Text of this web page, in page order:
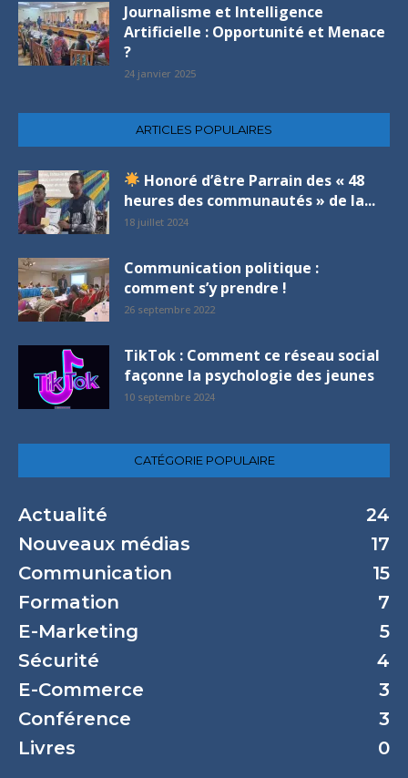
Journalisme et Intelligence
Artificielle : Opportunité et Menace
?
24 janvier 2025
ARTICLES POPULAIRES
Honoré d’être Parrain des « 48
heures des communautés » de la...
18 juillet 2024
Communication politique :
comment s’y prendre !
26 septembre 2022
TikTok : Comment ce réseau social
façonne la psychologie des jeunes
10 septembre 2024
CATÉGORIE POPULAIRE
Actualité
24
Nouveaux médias
17
Communication
15
Formation
7
E-Marketing
5
Sécurité
4
E-Commerce
3
Conférence
3
Livres
0